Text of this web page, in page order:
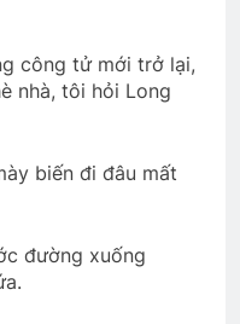
(Rabindranath
phu nhân Võ Bị
công tử mới trở lại,
nhà, tôi hỏi Long
biến đi đâu mất
đường xuống